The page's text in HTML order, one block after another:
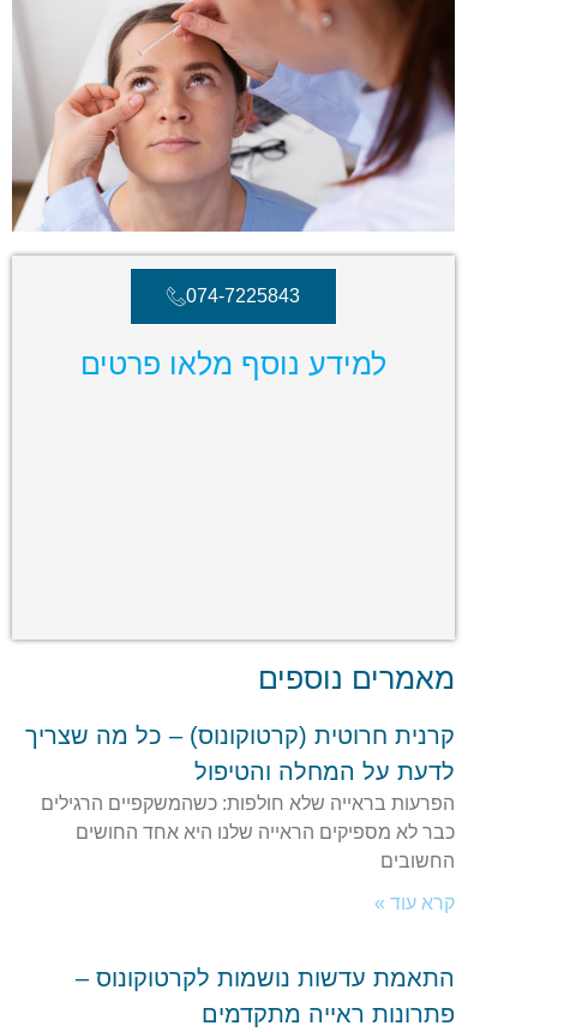
074-7225843
למידע נוסף מלאו פרטים
מאמרים נוספים
קרנית חרוטית (קרטוקונוס) – כל מה שצריך
לדעת על המחלה והטיפול
הפרעות בראייה שלא חולפות: כשהמשקפיים הרגילים
כבר לא מספיקים הראייה שלנו היא אחד החושים
החשובים
קרא עוד »
התאמת עדשות נושמות לקרטוקונוס –
פתרונות ראייה מתקדמים